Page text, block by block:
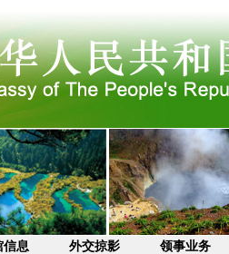
信息 外交掠影 领事业务